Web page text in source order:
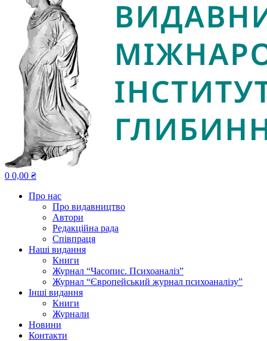
0 0,00 ₴
Про нас
Про видавництво
Автори
Редакційна рада
Співпраця
Наші видання
Книги
Журнал “Часопис. Психоаналіз”
Журнал “Європейський журнал психоаналізу”
Інші видання
Книги
Журнали
Новини
Контакти